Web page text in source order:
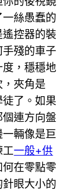
絲愚蠢的
控器的裝
殘的車子
，穩穩地
夾角是
了。如果
個連方向盤
輛像是巨
工一般+供
在零點零
眼大小的